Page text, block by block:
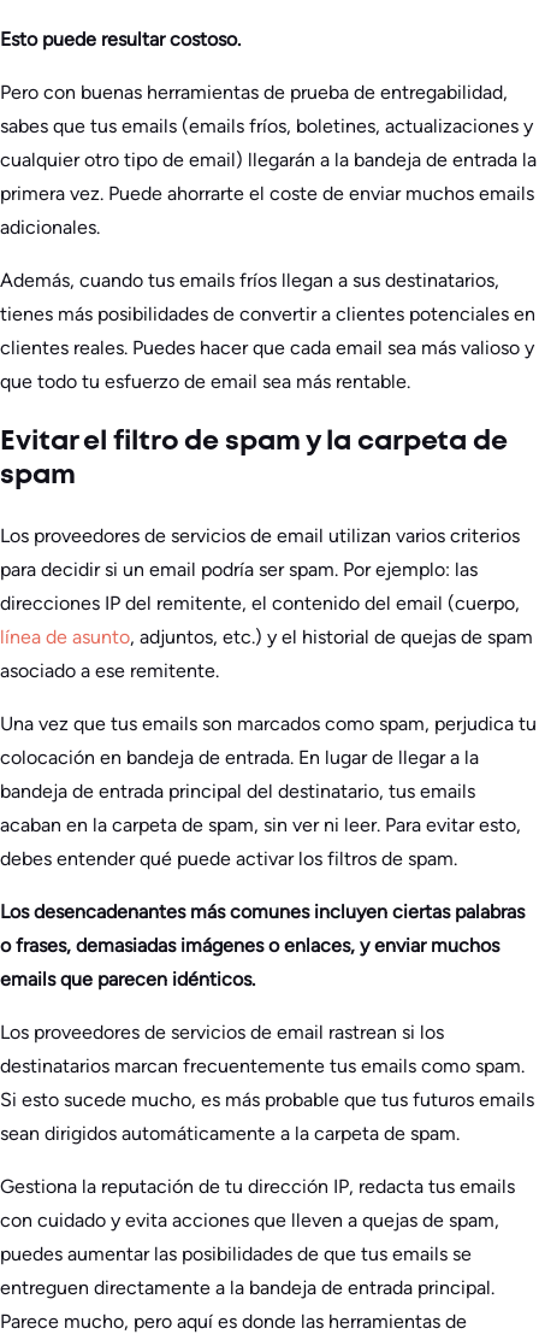
Esto puede resultar costoso.
Pero con buenas herramientas de prueba de entregabilidad,
sabes que tus emails (emails fríos, boletines, actualizaciones y
cualquier otro tipo de email) llegarán a la bandeja de entrada la
primera vez. Puede ahorrarte el coste de enviar muchos emails
adicionales.
Además, cuando tus emails fríos llegan a sus destinatarios,
tienes más posibilidades de convertir a clientes potenciales en
clientes reales. Puedes hacer que cada email sea más valioso y
que todo tu esfuerzo de email sea más rentable.
Evitar el filtro de spam y la carpeta de
spam
Los proveedores de servicios de email utilizan varios criterios
para decidir si un email podría ser spam. Por ejemplo: las
direcciones IP del remitente, el contenido del email (cuerpo,
línea de asunto, adjuntos, etc.) y el historial de quejas de spam
asociado a ese remitente.
Una vez que tus emails son marcados como spam, perjudica tu
colocación en bandeja de entrada. En lugar de llegar a la
bandeja de entrada principal del destinatario, tus emails
acaban en la carpeta de spam, sin ver ni leer. Para evitar esto,
debes entender qué puede activar los filtros de spam.
Los desencadenantes más comunes incluyen ciertas palabras
o frases, demasiadas imágenes o enlaces, y enviar muchos
emails que parecen idénticos.
Los proveedores de servicios de email rastrean si los
destinatarios marcan frecuentemente tus emails como spam.
Si esto sucede mucho, es más probable que tus futuros emails
sean dirigidos automáticamente a la carpeta de spam.
Gestiona la reputación de tu dirección IP, redacta tus emails
con cuidado y evita acciones que lleven a quejas de spam,
puedes aumentar las posibilidades de que tus emails se
entreguen directamente a la bandeja de entrada principal.
Parece mucho, pero aquí es donde las herramientas de